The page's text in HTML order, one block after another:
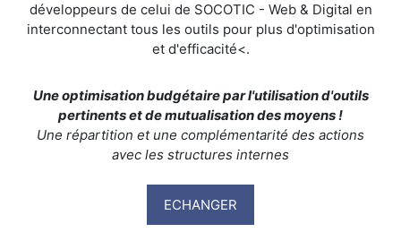
développeurs de celui de SOCOTIC - Web & Digital en
interconnectant tous les outils pour plus d'optimisation
et d'efficacité<.
Une optimisation budgétaire par l'utilisation d'outils
pertinents et de mutualisation des moyens !
Une répartition et une complémentarité des actions
avec les structures internes
ECHANGER